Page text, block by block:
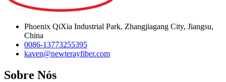
Phoenix QiXia Industrial Park, Zhangjiagang City, Jiangsu,
China
0086-13773255395
kaven@newterayfiber.com
Sobre Nós